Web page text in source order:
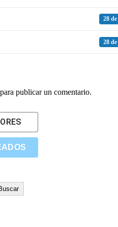
28
28
para publicar un comentario.